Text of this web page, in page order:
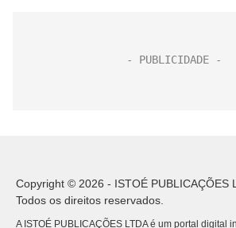
Copyright © 2026 - ISTOÉ PUBLICAÇÕES
Todos os direitos reservados.
A ISTOÉ PUBLICAÇÕES LTDA é um portal digital